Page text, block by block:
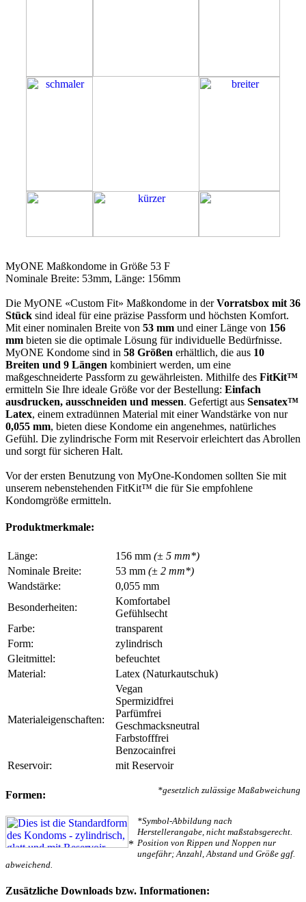
MyONE Maßkondome in Größe 53 F
Nominale Breite: 53mm, Länge: 156mm
Die MyONE «Custom Fit» Maßkondome in derVorratsbox mit 36
Stück sind ideal für eine präzise Passform und höchsten Komfort.
Mit einer nominalen Breite von 53 mm und einer Länge von 156
mm bieten sie die optimale Lösung für individuelle Bedürfnisse.
MyONE Kondome sind in 58 Größen erhältlich, die aus 10
Breiten und 9 Längen kombiniert werden, um eine
maßgeschneiderte Passform zu gewährleisten. Mithilfe des FitKit™
ermitteln Sie Ihre ideale Größe vor der Bestellung: Einfach
ausdrucken, ausschneiden und messen. Gefertigt aus Sensatex™
Latex, einem extradünnen Material mit einer Wandstärke von nur
0,055 mm, bieten diese Kondome ein angenehmes, natürliches
Gefühl. Die zylindrische Form mit Reservoir erleichtert das Abrollen
und sorgt für sicheren Halt.
Vor der ersten Benutzung von MyOne-Kondomen sollten Sie mit
unserem nebenstehenden FitKit™ die für Sie empfohlene
Kondomgröße ermitteln.
Produktmerkmale:
Länge: 156 mm (± 5 mm*)
Nominale Breite:
53 mm (± 2 mm*)
Wandstärke:
0,055 mm
Besonderheiten:
Komfortabel
Gefühlsecht
Farbe:
transparent
Form:
zylindrisch
Gleitmittel:
befeuchtet
Material:
Latex (Naturkautschuk)
Materialeigenschaften:
Vegan
Spermizidfrei
Parfümfrei
Geschmacksneutral
Farbstofffrei
Benzocainfrei
Reservoir:
mit Reservoir
*gesetzlich zulässige Maßabweichung
Formen:
*
*Symbol-Abbildung nach
Herstellerangabe, nicht maßstabsgerecht.
Position von Rippen und Noppen nur
ungefähr; Anzahl, Abstand und Größe ggf.
abweichend.
Zusätzliche Downloads bzw. Informationen: